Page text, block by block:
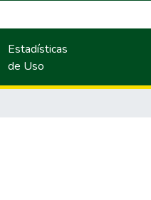
Estadísticas
de Uso